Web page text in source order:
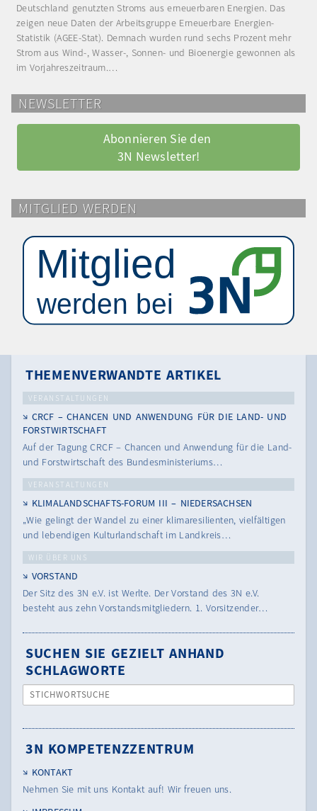
Deutschland genutzten Stroms aus erneuerbaren Energien. Das
zeigen neue Daten der Arbeitsgruppe Erneuerbare Energien-
Statistik (AGEE-Stat). Demnach wurden rund sechs Prozent mehr
Strom aus Wind-, Wasser-, Sonnen- und Bioenergie gewonnen als
im Vorjahreszeitraum.…
NEWSLETTER
Abonnieren Sie den
3N Newsletter!
MITGLIED WERDEN
THEMENVERWANDTE ARTIKEL
VERANSTALTUNGEN
CRCF – CHANCEN UND ANWENDUNG FÜR DIE LAND- UND
FORSTWIRTSCHAFT
Auf der Tagung CRCF – Chancen und Anwendung für die Land-
und Forstwirtschaft des Bundesministeriums…
VERANSTALTUNGEN
KLIMALANDSCHAFTS-FORUM III – NIEDERSACHSEN
„Wie gelingt der Wandel zu einer klimaresilienten, vielfältigen
und lebendigen Kulturlandschaft im Landkreis…
WIR ÜBER UNS
VORSTAND
Der Sitz des 3N e.V. ist Werlte. Der Vorstand des 3N e.V.
besteht aus zehn Vorstandsmitgliedern. 1. Vorsitzender…
SUCHEN SIE GEZIELT ANHAND
SCHLAGWORTE
STICHWORTSUCHE
3N KOMPETENZZENTRUM
KONTAKT
Nehmen Sie mit uns Kontakt auf! Wir freuen uns.